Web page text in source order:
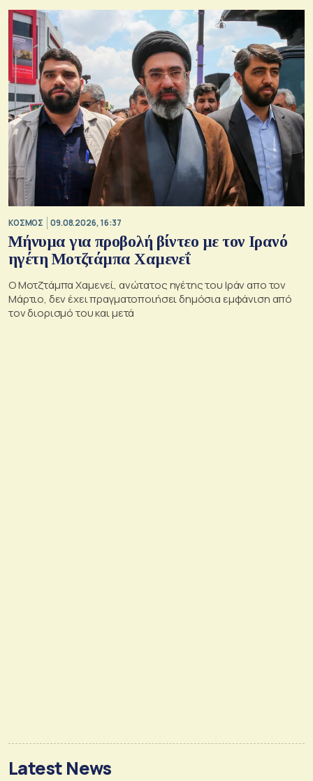
ΚΟΣΜΟΣ 09.08.2026, 16:37
Μήνυμα για προβολή βίντεο με τον Ιρανό
ηγέτη Μοτζτάμπα Χαμενεΐ
Ο Μοτζτάμπα Χαμενεί, ανώτατος ηγέτης του Ιράν απο τον
Μάρτιο, δεν έχει πραγματοποιήσει δημόσια εμφάνιση από
τον διορισμό του και μετά
Latest News